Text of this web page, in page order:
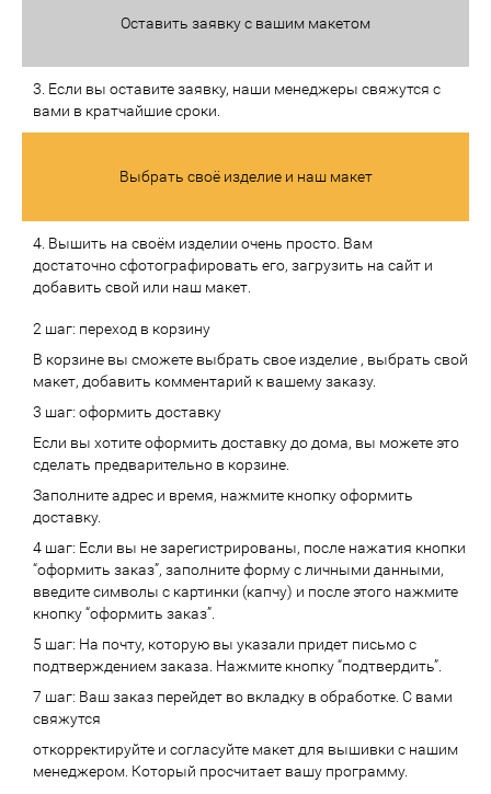
Оставить заявку с вашим макетом
3. Если вы оставите заявку, наши менеджеры свяжутся с
вами в кратчайшие сроки.
Выбрать своё изделие и наш макет
4. Вышить на своём изделии очень просто. Вам
достаточно сфотографировать его, загрузить на сайт и
добавить свой или наш макет.
2 шаг: переход в корзину
В корзине вы сможете выбрать свое изделие , выбрать свой
макет, добавить комментарий к вашему заказу.
3 шаг: оформить доставку
Если вы хотите оформить доставку до дома, вы можете это
сделать предварительно в корзине.
Заполните адрес и время, нажмите кнопку оформить
доставку.
4 шаг: Если вы не зарегистрированы, после нажатия кнопки
“оформить заказ”, заполните форму с личными данными,
введите символы с картинки (капчу) и после этого нажмите
кнопку “оформить заказ”.
5 шаг: На почту, которую вы указали придет письмо с
подтверждением заказа. Нажмите кнопку “подтвердить”.
7 шаг: Ваш заказ перейдет во вкладку в обработке. С вами
свяжутся
откорректируйте и согласуйте макет для вышивки с нашим
менеджером. Который просчитает вашу программу.